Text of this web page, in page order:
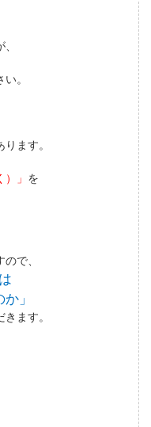
。
ます。
」 を
で、
」
ます。